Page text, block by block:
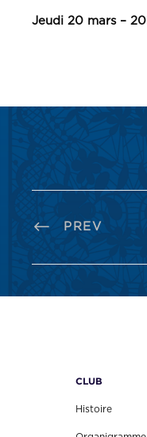
Jeudi 20 mars – 20
PREV
CLUB
Histoire